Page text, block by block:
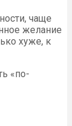
чаще
желание
хуже, к
«по-